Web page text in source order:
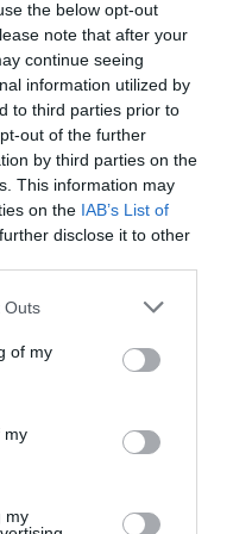
the below opt-out
note that after your
continue seeing
information utilized by
to third parties prior to
out of the further
by third parties on the
This information may
on the IAB’s List of
disclose it to other
Outs
of my
my
my
en France. Les
continents (ou 4, 6, 7
22 millions. On
le monde 215
génération, soit les
croissant,
moment pour vivre
est généralement
notions:
de la part des